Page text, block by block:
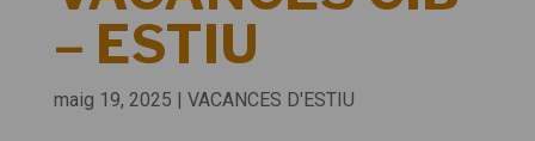
– ESTIU
maig 19, 2025 | VACANCES D'ESTIU